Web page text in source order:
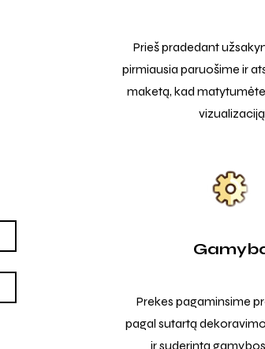
Prieš pradedant
pirmiausia paruošime ir
maketą, kad
vizualizaciją
Prekes pagaminsime
pagal sutartą
ir suderintą